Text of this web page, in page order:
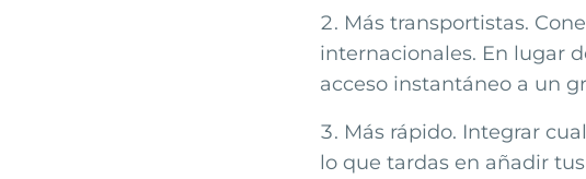
Más transportistas.
internacionales. En lugar
acceso instantáneo a un
Más rápido. Integrar
lo que tardas en añadir